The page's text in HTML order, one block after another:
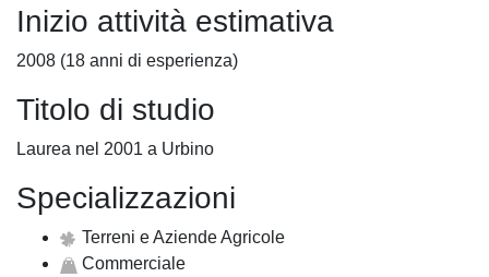
Inizio attività estimativa
2008 (18 anni di esperienza)
Titolo di studio
Laurea nel 2001 a Urbino
Specializzazioni
Terreni e Aziende Agricole
Commerciale